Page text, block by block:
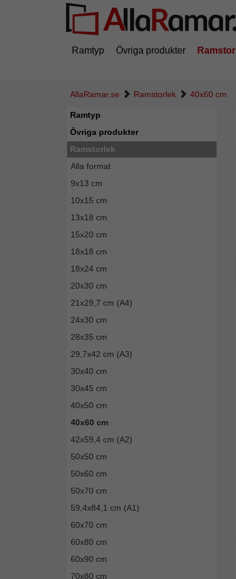
Ramtyp Övriga produkter
AllaRamar.se Ramstorlek 40x60 cm
Ramtyp
Övriga produkter
Ramstorlek
Alla format
9x13 cm
10x15 cm
13x18 cm
15x20 cm
18x18 cm
18x24 cm
20x30 cm
21x29,7 cm (A4)
24x30 cm
28x35 cm
29,7x42 cm (A3)
30x40 cm
30x45 cm
40x50 cm
40x60 cm
42x59,4 cm (A2)
50x50 cm
50x60 cm
50x70 cm
59,4x84,1 cm (A1)
60x70 cm
60x80 cm
60x90 cm
70x80 cm